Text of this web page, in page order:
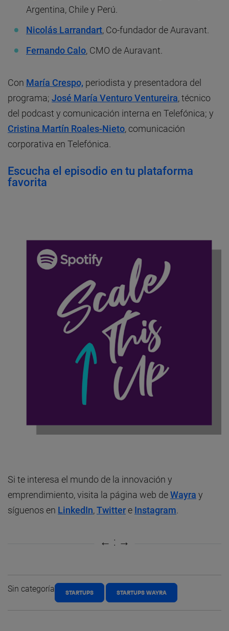
Argentina, Chile y Perú.
Nicolás Larrandart, Co-fundador de Auravant.
Fernando Calo, CMO de Auravant.
Con María Crespo, periodista y presentadora del
programa; José María Venturo Ventureira, técnico
del podcast y comunicación interna en Telefónica; y
Cristina Martín Roales-Nieto, comunicación
corporativa en Telefónica.
Escucha el episodio en tu plataforma
favorita
Si te interesa el mundo de la innovación y
emprendimiento, visita la página web deWayra y
síguenos en LinkedIn,Twitter e Instagram
Sin categoría STARTUPS STARTUPS WAYRA